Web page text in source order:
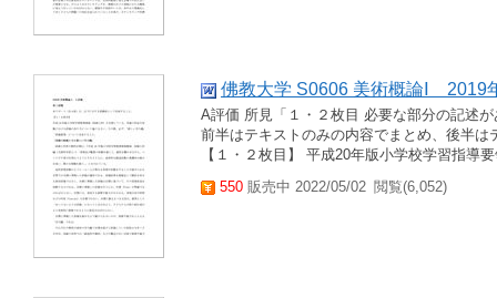
佛教大学 S0606 美術概論Ⅰ
A評価 所見「１・２枚目 必要な部分の記述
前半はテキストのみの内容でまとめ、後半
【１・２枚目】 平成20年版小学校学習指導
550 販売中 2022/05/02 閲覧(6,052)